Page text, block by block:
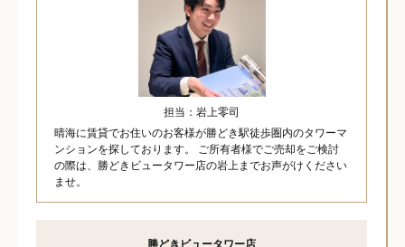
担当：岩上零司
晴海に賃貸でお住いのお客様が勝どき駅徒歩圏内のタワーマ
ンションを探しております。 ご所有者様でご売却をご検討
の際は、勝どきビュータワー店の岩上までお声がけください
ませ。
勝どきビュータワー店